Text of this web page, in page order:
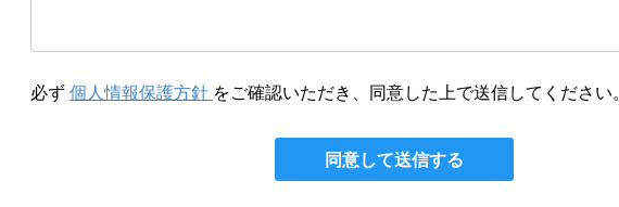
必ず個人情報保護方針 をご確認いただき、同意した上で送信してください。
同意して送信する